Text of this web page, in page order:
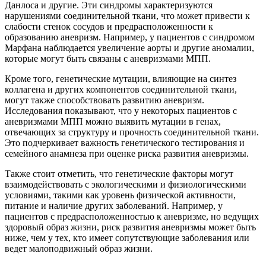
Данлоса и другие. Эти синдромы характеризуются
нарушениями соединительной ткани, что может привести к
слабости стенок сосудов и предрасположенности к
образованию аневризм. Например, у пациентов с синдромом
Марфана наблюдается увеличение аорты и другие аномалии,
которые могут быть связаны с аневризмами МПП.
Кроме того, генетические мутации, влияющие на синтез
коллагена и других компонентов соединительной ткани,
могут также способствовать развитию аневризм.
Исследования показывают, что у некоторых пациентов с
аневризмами МПП можно выявить мутации в генах,
отвечающих за структуру и прочность соединительной ткани.
Это подчеркивает важность генетического тестирования и
семейного анамнеза при оценке риска развития аневризмы.
Также стоит отметить, что генетические факторы могут
взаимодействовать с экологическими и физиологическими
условиями, такими как уровень физической активности,
питание и наличие других заболеваний. Например, у
пациентов с предрасположенностью к аневризме, но ведущих
здоровый образ жизни, риск развития аневризмы может быть
ниже, чем у тех, кто имеет сопутствующие заболевания или
ведет малоподвижный образ жизни.